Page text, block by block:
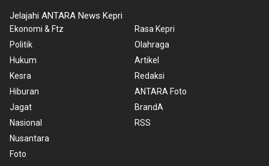
Jelajahi ANTARA News Kepri
Ekonomi & Ftz
Politik
Hukum
Kesra
Hiburan
Jagat
Nasional
Nusantara
Foto
Rasa Kepri
Olahraga
Artikel
Redaksi
ANTARA Foto
BrandA
RSS